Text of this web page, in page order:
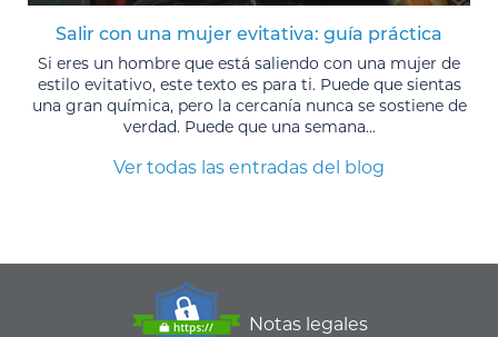
Salir con una mujer evitativa: guía práctica
Si eres un hombre que está saliendo con una mujer de
estilo evitativo, este texto es para ti. Puede que sientas
una gran química, pero la cercanía nunca se sostiene de
verdad. Puede que una semana...
Ver todas las entradas del blog
Notas legales